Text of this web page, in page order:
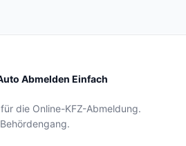
Abmelden Einfach
die Online-KFZ-Abmeldung.